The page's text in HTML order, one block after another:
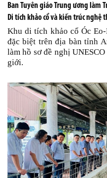
Ban Tuyên giáo Trung ương làm
Di tích khảo cổ và kiến trúc nghệ
Khu di tích khảo cổ Óc
đặc biệt trên địa bàn tỉnh
làm hồ sơ đề nghị
giới.